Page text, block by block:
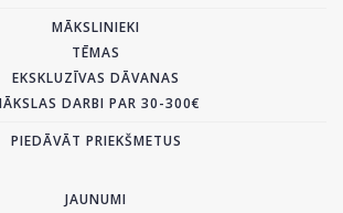
MĀKSLINIEKI
TĒMAS
EKSKLUZĪVAS DĀVANAS
DARBI PAR 30-300€
PIEDĀVĀT PRIEKŠMETUS
JAUNUMI